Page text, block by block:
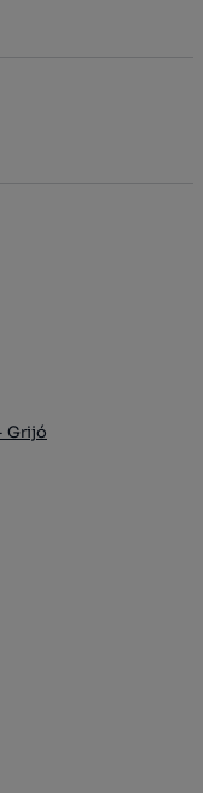
Grijó